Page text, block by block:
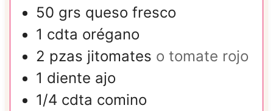
50 grs queso fresco
1 cdta orégano
2 pzas jitomates o tomate rojo
1 diente ajo
1/4 cdta comino